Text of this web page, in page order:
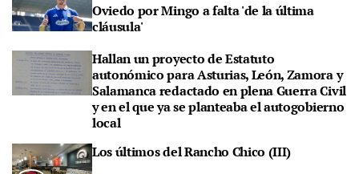
Oviedo por Mingo a falta 'de la última
cláusula'
Hallan un proyecto de Estatuto
autonómico para Asturias, León, Zamora y
Salamanca redactado en plena Guerra Civil
y en el que ya se planteaba el autogobierno
local
Los últimos del Rancho Chico (III)